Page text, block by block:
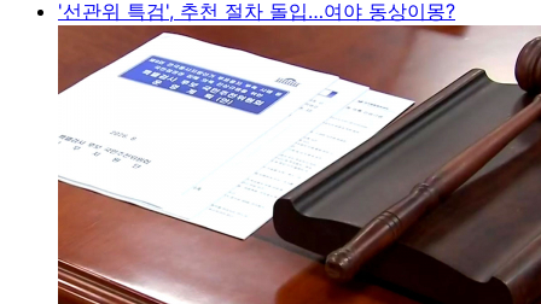
'선관위 특검', 추천 절차 돌입…여야 동상이몽?